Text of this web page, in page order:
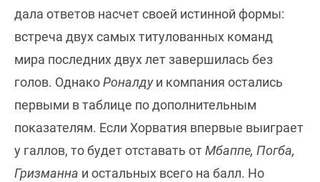
дала ответов насчет своей истинной формы:
встреча двух самых титулованных команд
мира последних двух лет завершилась без
голов. ОднакоРоналдуи компания остались
первыми в таблице по дополнительным
показателям. Если Хорватия впервые выиграет
у галлов, то будет отставать отМбаппе, Погба,
Гризманна и остальных всего на балл. Но